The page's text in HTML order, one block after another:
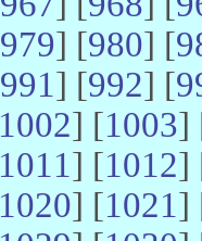
979] [980] [
991] [992] [
1002] [1003]
1011] [1012]
1020] [1021]